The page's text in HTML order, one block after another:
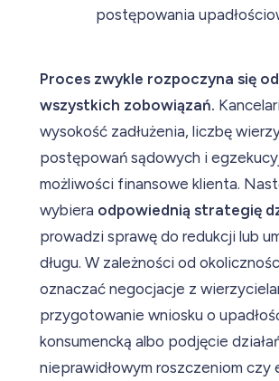
postępowania
Proces zwykle rozpoczyna się
wszystkich zobowiązań.
wysokość zadłużenia, liczbę
postępowań sądowych i
możliwości finansowe klienta.
wybiera odpowiednią strategię
prowadzi sprawę do redukcji lub
długu. W zależności od
oznaczać negocjacje z
przygotowanie wniosku o
konsumencką albo podjęcie
nieprawidłowym roszczeniom czy